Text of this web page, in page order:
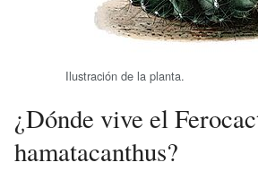
Ilustración de la planta.
¿Dónde vive el
hamatacanthus?